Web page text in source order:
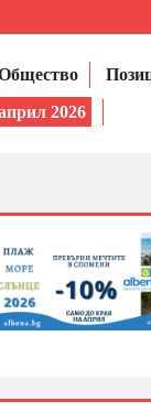
2026